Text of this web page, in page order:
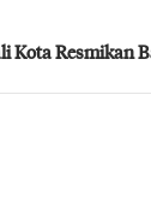
Kota Resmikan